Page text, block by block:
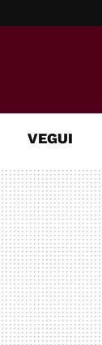
VEGUI